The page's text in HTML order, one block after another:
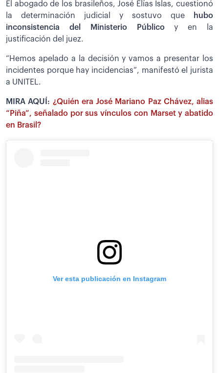
El abogado de los brasileños, José Elías Islas, cuestionó
la determinación judicial y sostuvo que
hubo
inconsistencia del Ministerio Públicoy en la
justificación del juez.
“Hemos apelado a la decisión y vamos a presentar los
incidentes porque hay incidencias”, manifestó el jurista
a UNITEL.
MIRA AQUÍ: ¿Quién era José Mariano Paz Chávez, alias
“Piña”, señalado por sus vínculos con Marset y abatido
en Brasil?
Ver esta publicación en Instagram